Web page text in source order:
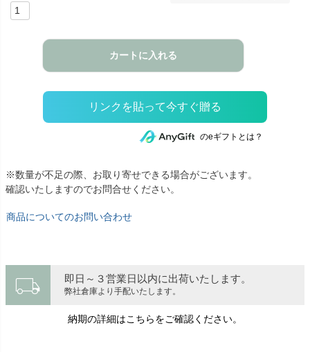
カートに入れる
のeギフトとは？
※数量が不足の際、お取り寄せできる場合がございます。
確認いたしますのでお問合せください。
商品についてのお問い合わせ
local_shipping 即日～３営業日以内に出荷いたします。
弊社倉庫より手配いたします。
納期の詳細はこちらをご確認ください。